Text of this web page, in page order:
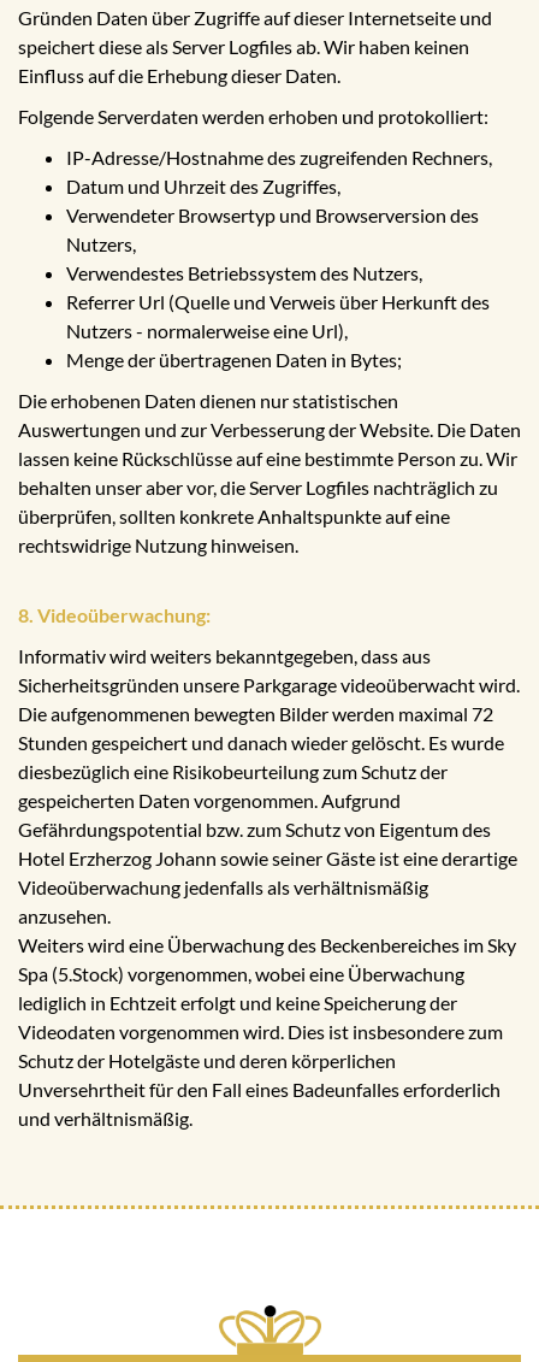
Gründen Daten über Zugriffe auf dieser Internetseite und
speichert diese als Server Logfiles ab. Wir haben keinen
Einfluss auf die Erhebung dieser Daten.
Folgende Serverdaten werden erhoben und protokolliert:
IP-Adresse/Hostnahme des zugreifenden Rechners,
Datum und Uhrzeit des Zugriffes,
Verwendeter Browsertyp und Browserversion des
Nutzers,
Verwendestes Betriebssystem des Nutzers,
Referrer Url (Quelle und Verweis über Herkunft des
Nutzers - normalerweise eine Url),
Menge der übertragenen Daten in Bytes;
Die erhobenen Daten dienen nur statistischen
Auswertungen und zur Verbesserung der Website. Die Daten
lassen keine Rückschlüsse auf eine bestimmte Person zu. Wir
behalten unser aber vor, die Server Logfiles nachträglich zu
überprüfen, sollten konkrete Anhaltspunkte auf eine
rechtswidrige Nutzung hinweisen.
8. Videoüberwachung:
Informativ wird weiters bekanntgegeben, dass aus
Sicherheitsgründen unsere Parkgarage videoüberwacht wird.
Die aufgenommenen bewegten Bilder werden maximal 72
Stunden gespeichert und danach wieder gelöscht. Es wurde
diesbezüglich eine Risikobeurteilung zum Schutz der
gespeicherten Daten vorgenommen. Aufgrund
Gefährdungspotential bzw. zum Schutz von Eigentum des
Hotel Erzherzog Johann sowie seiner Gäste ist eine derartige
Videoüberwachung jedenfalls als verhältnismäßig
anzusehen.
Weiters wird eine Überwachung des Beckenbereiches im Sky
Spa (5.Stock) vorgenommen, wobei eine Überwachung
lediglich in Echtzeit erfolgt und keine Speicherung der
Videodaten vorgenommen wird. Dies ist insbesondere zum
Schutz der Hotelgäste und deren körperlichen
Unversehrtheit für den Fall eines Badeunfalles erforderlich
und verhältnismäßig.